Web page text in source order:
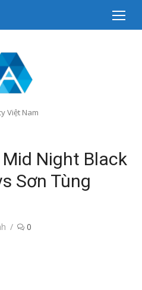
Việt Nam
Mid Night Black
Sơn Tùng
0